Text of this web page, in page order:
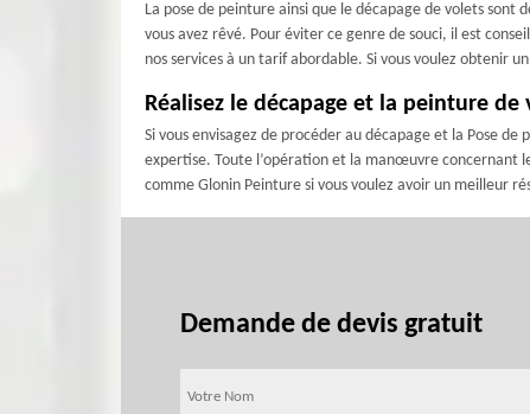
La pose de peinture ainsi que le décapage de volets sont
vous avez rêvé. Pour éviter ce genre de souci, il est
nos services à un tarif abordable. Si vous voulez obtenir
Réalisez le décapage et la peinture
Si vous envisagez de procéder au décapage et la Pose
expertise. Toute l’opération et la manœuvre concernant
comme Glonin Peinture si vous voulez avoir un meilleur
Demande de devis gratuit